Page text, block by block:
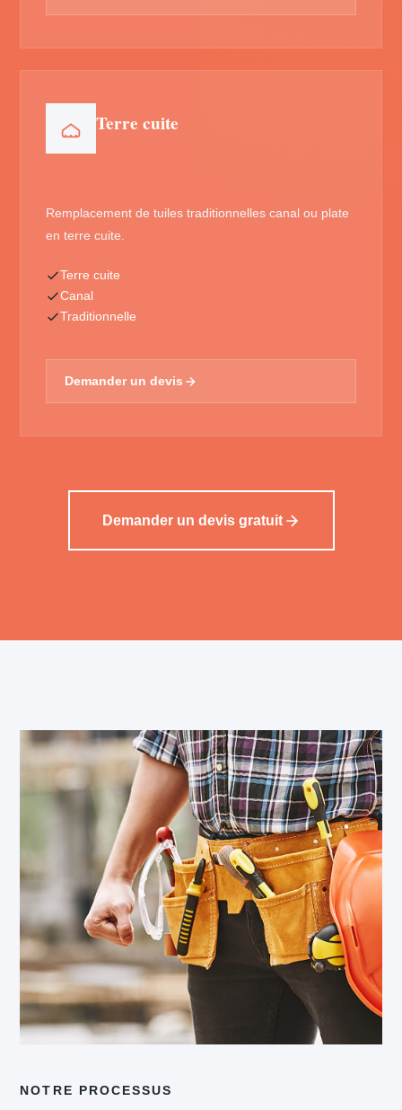
Terre cuite
Remplacement de tuiles traditionnelles canal ou plate
en terre cuite.
Terre cuite
Canal
Traditionnelle
Demander un devis
Demander un devis gratuit
NOTRE PROCESSUS